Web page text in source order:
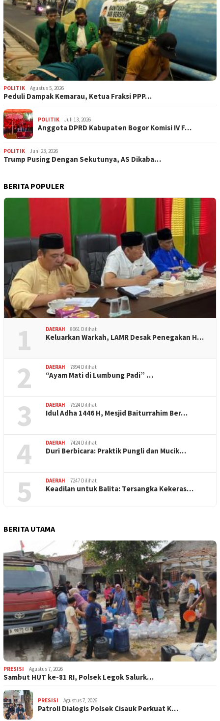
POLITIK Agustus 5, 2026
‎Peduli Dampak Kemarau, Ketua Fraksi PPP…
POLITIK Juli 13, 2026
Anggota DPRD Kabupaten Bogor Komisi IV F…
POLITIK Juni 23, 2026
Trump Pusing Dengan Sekutunya, AS Dikaba…
BERITA POPULER
1 DAERAH 8661 Dilihat
Keluarkan Warkah, LAMR Desak Penegakan H…
2 DAERAH 7894 Dilihat
“Ayam Mati di Lumbung Padi” …
3 DAERAH 7624 Dilihat
Idul Adha 1446 H, Mesjid Baiturrahim Ber…
4 DAERAH 7424 Dilihat
Duri Berbicara: Praktik Pungli dan Mucik…
5 DAERAH 7247 Dilihat
Keadilan untuk Balita: Tersangka Kekeras…
BERITA UTAMA
PRESISI Agustus 7, 2026
Sambut HUT ke-81 RI, Polsek Legok Salurk…
PRESISI Agustus 7, 2026
Patroli Dialogis Polsek Cisauk Perkuat K…